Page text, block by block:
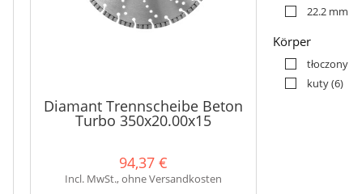
Diamant Trennscheibe Beton
Turbo 350x20.00x15
94,37 €
Incl. MwSt., ohne Versandkosten
22.2 mm
Körper
tłoczony
kuty(6)